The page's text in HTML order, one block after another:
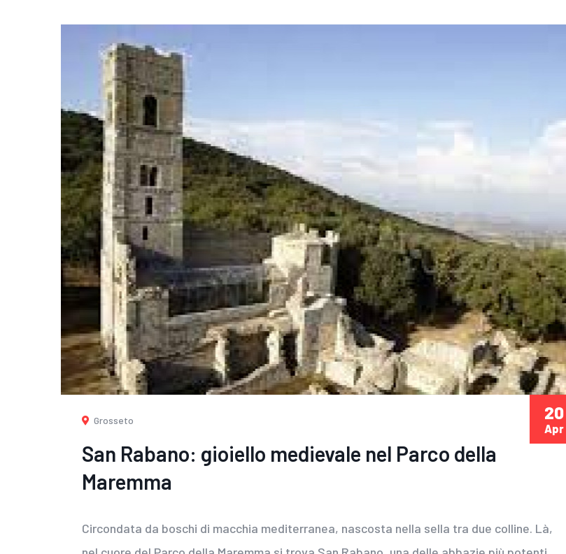
Grosseto
San Rabano: gioiello medievale nel Parco della
Maremma
Circondata da boschi di macchia mediterranea, nascosta nella sella tra due colline. Là,
20
Apr